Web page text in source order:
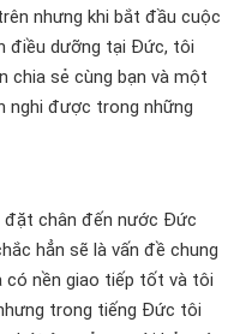
nhưng khi bắt đầu cuộc
điều dưỡng tại Đức, tôi
chia sẻ cùng bạn và một
nghi được trong những
đặt chân đến nước Đức
hẳn sẽ là vấn đề chung
có nền giao tiếp tốt và tôi
trong tiếng Đức tôi